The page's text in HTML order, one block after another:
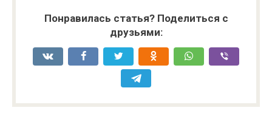
Понравилась статья? Поделиться с
друзьями: